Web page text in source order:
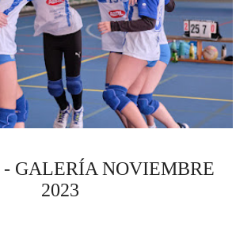
GALERÍA NOVIEMBRE
2023